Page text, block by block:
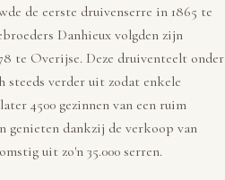
de eerste druivenserre in 1865 te
Danhieux volgden zijn
te Overijse. Deze druiventeelt onder
steeds verder uit zodat enkele
4500 gezinnen van een ruim
genieten dankzij de verkoop van
uit zo'n 35.000 serren.